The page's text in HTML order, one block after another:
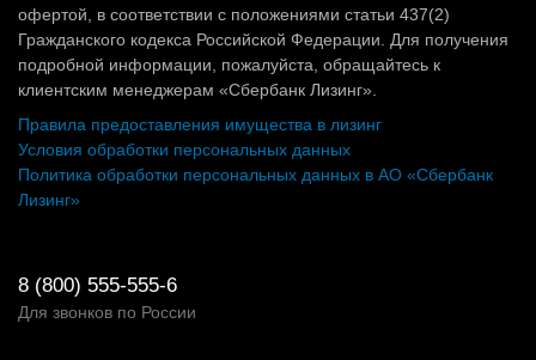
офертой, в соответствии с положениями статьи 437(2)
Гражданского кодекса Российской Федерации. Для получения
подробной информации, пожалуйста, обращайтесь к
клиентским менеджерам «Сбербанк Лизинг».
Правила предоставления имущества в лизинг
Условия обработки персональных данных
Политика обработки персональных данных в АО «Сбербанк
Лизинг»
8 (800) 555-555-6
Для звонков по России